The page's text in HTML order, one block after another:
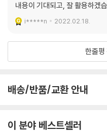
내용이 기대되고, 잘 활용하겠
i*****n 2022.02.18.
한줄평
배송/반품/교환 안내
이 분야 베스트셀러